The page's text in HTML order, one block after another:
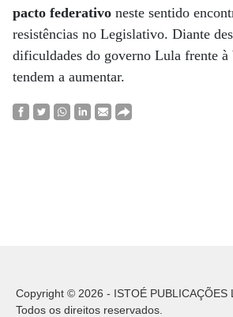
pacto federativo neste sentido
resistências no Legislativo. Diante
dificuldades do governo Lula frente à
tendem a aumentar.
Copyright © 2026 - ISTOÉ PUBLICAÇÕES
Todos os direitos reservados.